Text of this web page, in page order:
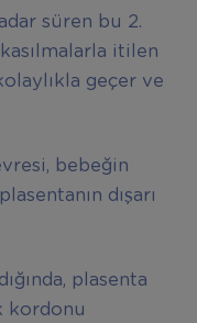
süren bu 2.
itilen
geçer ve
bebeğin
dışarı
plasenta
kordonu